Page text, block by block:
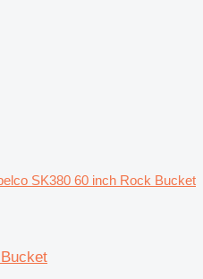
SK380 60 inch Rock Bucket